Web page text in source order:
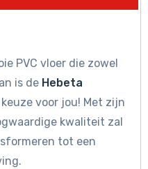
PVC vloer die zowel
is de Hebeta
voor jou! Met zijn
kwaliteit zal
tot een